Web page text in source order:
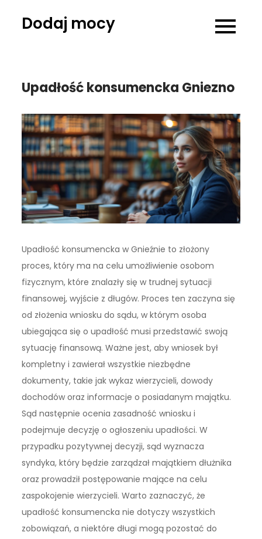
Dodaj mocy
Upadłość konsumencka Gniezno
Upadłość konsumencka w Gnieźnie to złożony
proces, który ma na celu umożliwienie osobom
fizycznym, które znalazły się w trudnej sytuacji
finansowej, wyjście z długów. Proces ten zaczyna się
od złożenia wniosku do sądu, w którym osoba
ubiegająca się o upadłość musi przedstawić swoją
sytuację finansową. Ważne jest, aby wniosek był
kompletny i zawierał wszystkie niezbędne
dokumenty, takie jak wykaz wierzycieli, dowody
dochodów oraz informacje o posiadanym majątku.
Sąd następnie ocenia zasadność wniosku i
podejmuje decyzję o ogłoszeniu upadłości. W
przypadku pozytywnej decyzji, sąd wyznacza
syndyka, który będzie zarządzał majątkiem dłużnika
oraz prowadził postępowanie mające na celu
zaspokojenie wierzycieli. Warto zaznaczyć, że
upadłość konsumencka nie dotyczy wszystkich
zobowiązań, a niektóre długi mogą pozostać do